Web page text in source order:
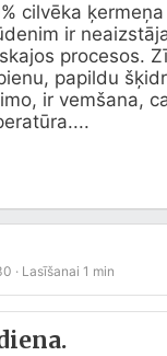
cilvēka
ir
procesos.
papildu
ir vemšana,
· Lasīšanai 1 min